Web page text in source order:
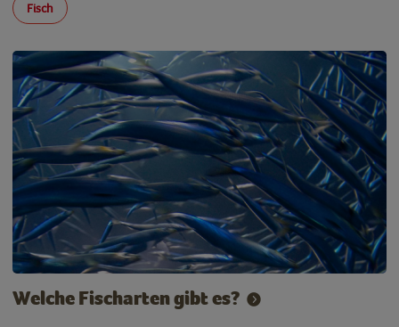
Fisch
Welche Fischarten gibt es?